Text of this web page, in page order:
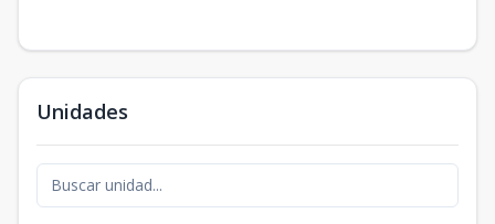
Unidades